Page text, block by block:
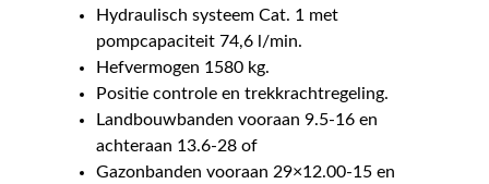
Hydraulisch systeem Cat. 1 met
pompcapaciteit 74,6 l/min.
Hefvermogen 1580 kg.
Positie controle en trekkrachtregeling.
Landbouwbanden vooraan 9.5-16 en
achteraan 13.6-28 of
Gazonbanden vooraan 29×12.00-15 en